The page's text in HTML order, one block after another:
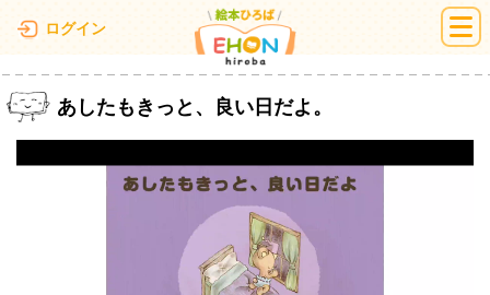
ログイン 絵本ひろば
あしたもきっと、良い日だよ。